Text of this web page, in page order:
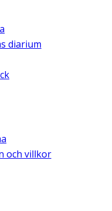
diarium
och villkor